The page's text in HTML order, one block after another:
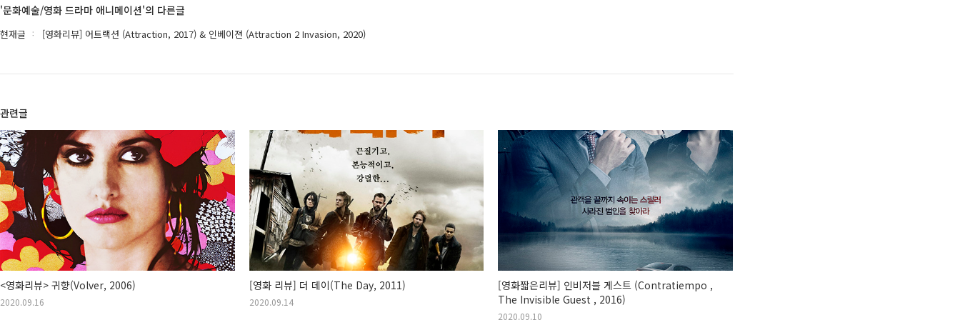
'문화예술/영화 드라마 애니메이션'의 다른글
현재글 [영화리뷰] 어트랙션 (Attraction, 2017) & 인베이젼 (Attraction 2 Invasion, 2020)
관련글
<영화리뷰> 귀향(Volver, 2006)
2020.09.16
[영화 리뷰] 더 데이(The Day, 2011)
2020.09.14
[영화짧은리뷰] 인비저블 게스트 (Contratiempo ,
The Invisible Guest , 2016)
2020.09.10